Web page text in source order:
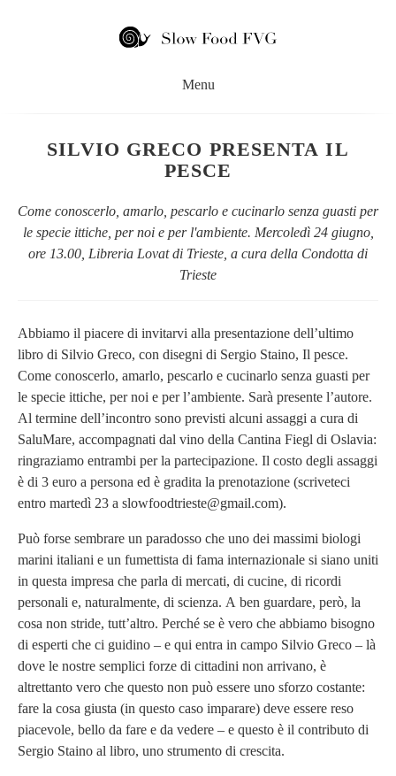
SILVIO GRECO PRESENTA IL
PESCE
Come conoscerlo, amarlo, pescarlo e cucinarlo senza guasti per
le specie ittiche, per noi e per l'ambiente. Mercoledì 24 giugno,
ore 13.00, Libreria Lovat di Trieste, a cura della Condotta di
Trieste
Abbiamo il piacere di invitarvi alla presentazione dell’ultimo
libro di Silvio Greco, con disegni di Sergio Staino, Il pesce.
Come conoscerlo, amarlo, pescarlo e cucinarlo senza guasti per
le specie ittiche, per noi e per l’ambiente. Sarà presente l’autore.
Al termine dell’incontro sono previsti alcuni assaggi a cura di
SaluMare, accompagnati dal vino della Cantina Fiegl di Oslavia:
ringraziamo entrambi per la partecipazione. Il costo degli assaggi
è di 3 euro a persona ed è gradita la prenotazione (scriveteci
entro martedì 23 a slowfoodtrieste@gmail.com).
Può forse sembrare un paradosso che uno dei massimi biologi
marini italiani e un fumettista di fama internazionale si siano uniti
in questa impresa che parla di mercati, di cucine, di ricordi
personali e, naturalmente, di scienza. A ben guardare, però, la
cosa non stride, tutt’altro. Perché se è vero che abbiamo bisogno
di esperti che ci guidino – e qui entra in campo Silvio Greco – là
dove le nostre semplici forze di cittadini non arrivano, è
altrettanto vero che questo non può essere uno sforzo costante:
fare la cosa giusta (in questo caso imparare) deve essere reso
piacevole, bello da fare e da vedere – e questo è il contributo di
Sergio Staino al libro, uno strumento di crescita.